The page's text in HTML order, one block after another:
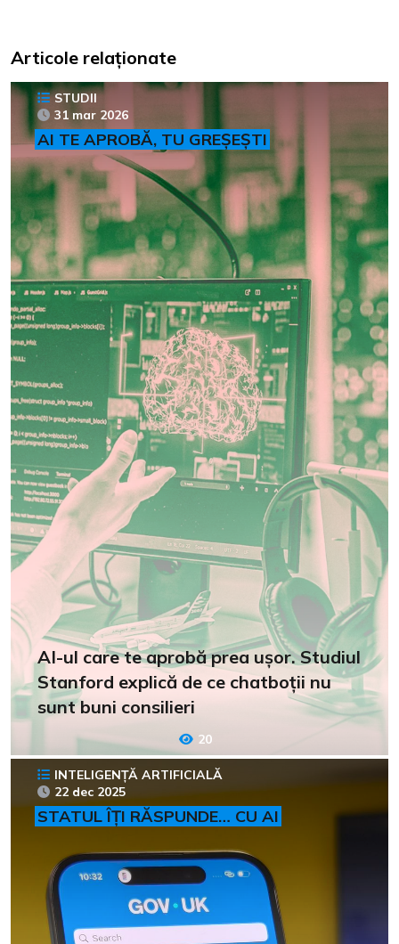
Articole relaționate
STUDII
31 mar 2026
AI TE APROBĂ, TU GREȘEȘTI
AI-ul care te aprobă prea ușor. Studiul
Stanford explică de ce chatboții nu
sunt buni consilieri
20
INTELIGENȚĂ ARTIFICIALĂ
22 dec 2025
STATUL ÎȚI RĂSPUNDE… CU AI